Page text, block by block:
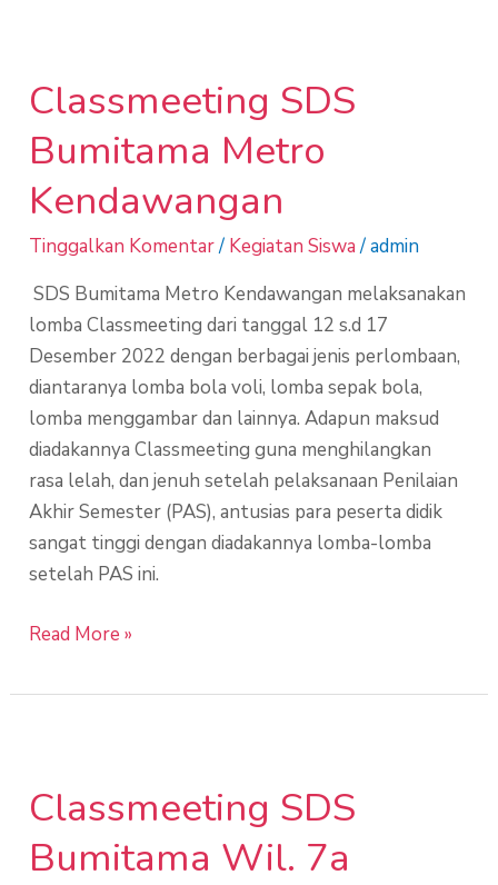
Classmeeting SDS
Bumitama Metro
Kendawangan
Tinggalkan Komentar/ Kegiatan Siswa/admin
SDS Bumitama Metro Kendawangan melaksanakan
lomba Classmeeting dari tanggal 12 s.d 17
Desember 2022 dengan berbagai jenis perlombaan,
diantaranya lomba bola voli, lomba sepak bola,
lomba menggambar dan lainnya. Adapun maksud
diadakannya Classmeeting guna menghilangkan
rasa lelah, dan jenuh setelah pelaksanaan Penilaian
Akhir Semester (PAS), antusias para peserta didik
sangat tinggi dengan diadakannya lomba-lomba
setelah PAS ini.
Bumitama
Kendawangan
Read More »
Classmeeting SDS
Bumitama Wil. 7a
Bumitama
7a